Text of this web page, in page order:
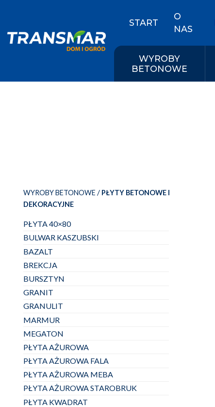
START
O
NAS
WYROBY
BETONOWE
WYROBY BETONOWE / PŁYTY BETONOWE I
DEKORACYJNE
PŁYTA 40×80
BULWAR KASZUBSKI
BAZALT
BREKCJA
BURSZTYN
GRANIT
GRANULIT
MARMUR
MEGATON
PŁYTA AŻUROWA
PŁYTA AŻUROWA FALA
PŁYTA AŻUROWA MEBA
PŁYTA AŻUROWA STAROBRUK
PŁYTA KWADRAT